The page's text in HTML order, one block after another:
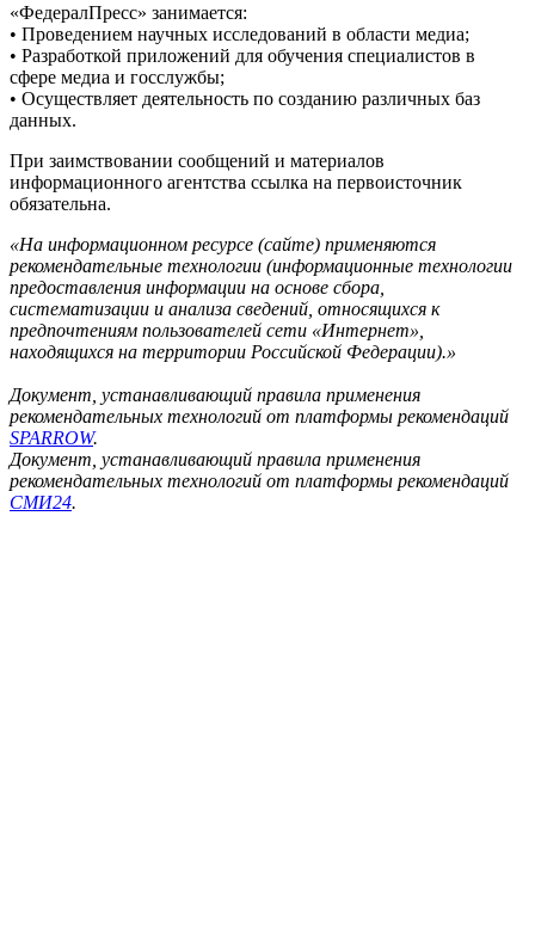
«ФедералПресс» занимается:
• Проведением научных исследований в области медиа;
• Разработкой приложений для обучения специалистов в
сфере медиа и госслужбы;
• Осуществляет деятельность по созданию различных баз
данных.
При заимствовании сообщений и материалов
информационного агентства ссылка на первоисточник
обязательна.
«На информационном ресурсе (сайте) применяются
рекомендательные технологии (информационные технологии
предоставления информации на основе сбора,
систематизации и анализа сведений, относящихся к
предпочтениям пользователей сети «Интернет»,
находящихся на территории Российской Федерации).»
Документ, устанавливающий правила применения
рекомендательных технологий от платформы рекомендаций
SPARROW.
Документ, устанавливающий правила применения
рекомендательных технологий от платформы рекомендаций
СМИ24.